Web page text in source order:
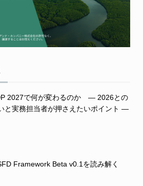
2027で何が変わるのか ― 2026との
と実務担当者が押さえたいポイント ―
Framework Beta v0.1を読み解く